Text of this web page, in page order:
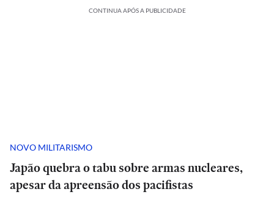
CONTINUA APÓS A PUBLICIDADE
NOVO MILITARISMO
Japão quebra o tabu sobre armas nucleares,
apesar da apreensão dos pacifistas